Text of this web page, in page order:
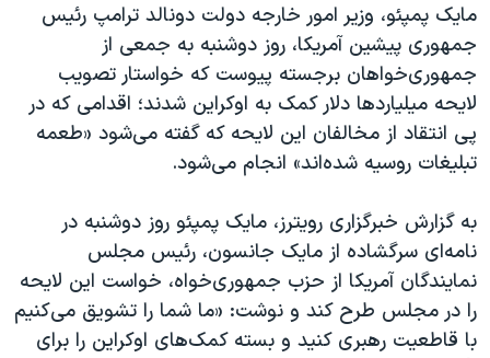
آرشیو پخش زنده
مجموعه مستندهای دادخواهی
تریبونال مردمی آبان ۹۸
دادگاه حمید نوری
چهل سال گروگان‌گیری
قانون شفافیت دارائی کادر رهبری ایران
اسرائیل در جنگ
نرگس محمدی برنده جایزه نوبل صلح
همایش محافظه‌کاران آمریکا «سی‌پک»
مایک پمپئو، وزیر امور خارجه دولت دونالد ترامپ رئیس‌
جمهوری پیشین آمریکا، روز دوشنبه به جمعی از
جمهوری‌خواهان برجسته پیوست که خواستار تصویب
لایحه میلیاردها دلار کمک به اوکراین شدند؛ اقدامی که در
پی انتقاد از مخالفان این لایحه که گفته‌ می‌شود «طعمه
تبلیغات روسیه شده‌اند» انجام می‌شود.
به گزارش خبرگزاری رویترز، مایک پمپئو روز دوشنبه در
نامه‌ای سرگشاده از مایک جانسون، رئیس مجلس
نمایندگان آمریکا از حزب جمهوری‌خواه، خواست این لایحه
را در مجلس طرح کند و نوشت: «ما شما را تشویق می‌کنیم
با قاطعیت رهبری کنید و بسته کمک‌های اوکراین را برای